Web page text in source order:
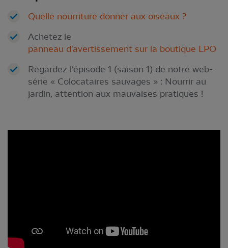
Quelle nourriture donner aux oiseaux ?
Achetez le
panneau d'avertissement sur la boutique LPO
Regardez l'épisode 1 (saison 1) de notre web-
série « Colocataires sauvages » : Nourrir au
jardin, attention aux mauvaises pratiques !